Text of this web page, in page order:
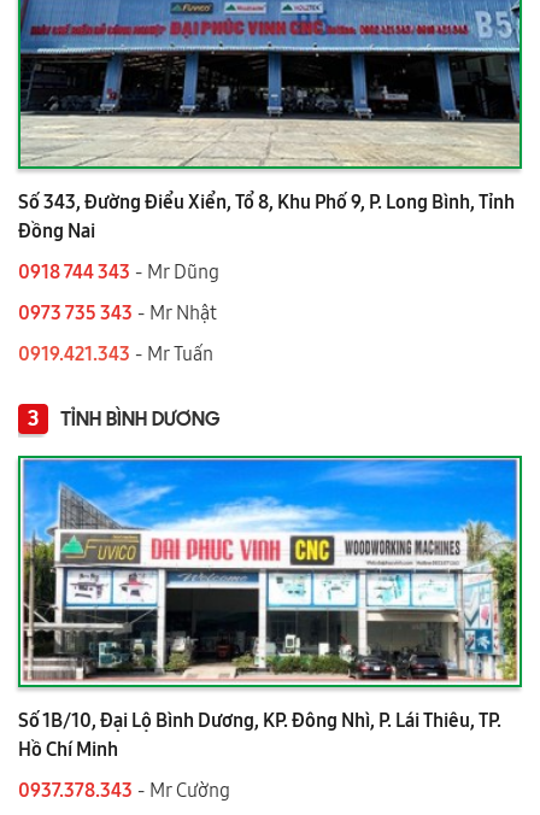
Số 343, Đường Điểu Xiển, Tổ 8, Khu Phố 9, P. Long Bình, Tỉnh
Đồng Nai
0918 744 343 - Mr Dũng
0973 735 343 - Mr Nhật
0919.421.343 ​​​​​​ - Mr Tuấn
3 TỈNH BÌNH DƯƠNG
Số 1B/10, Đại Lộ Bình Dương, KP. Đông Nhì, P. Lái Thiêu, TP.
Hồ Chí Minh
0937.378.343 - Mr Cường